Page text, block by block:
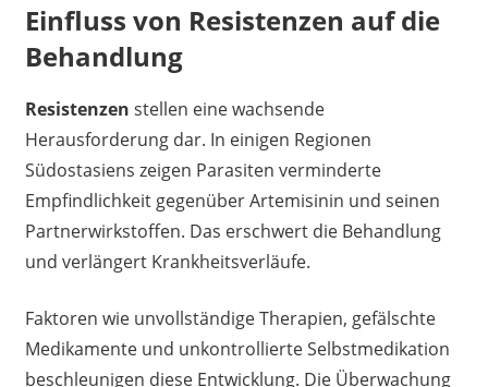
Einfluss von Resistenzen auf die
Behandlung
Resistenzen stellen eine wachsende
Herausforderung dar. In einigen Regionen
Südostasiens zeigen Parasiten verminderte
Empfindlichkeit gegenüber Artemisinin und seinen
Partnerwirkstoffen. Das erschwert die Behandlung
und verlängert Krankheitsverläufe.
Faktoren wie unvollständige Therapien, gefälschte
Medikamente und unkontrollierte Selbstmedikation
beschleunigen diese Entwicklung. Die Überwachung